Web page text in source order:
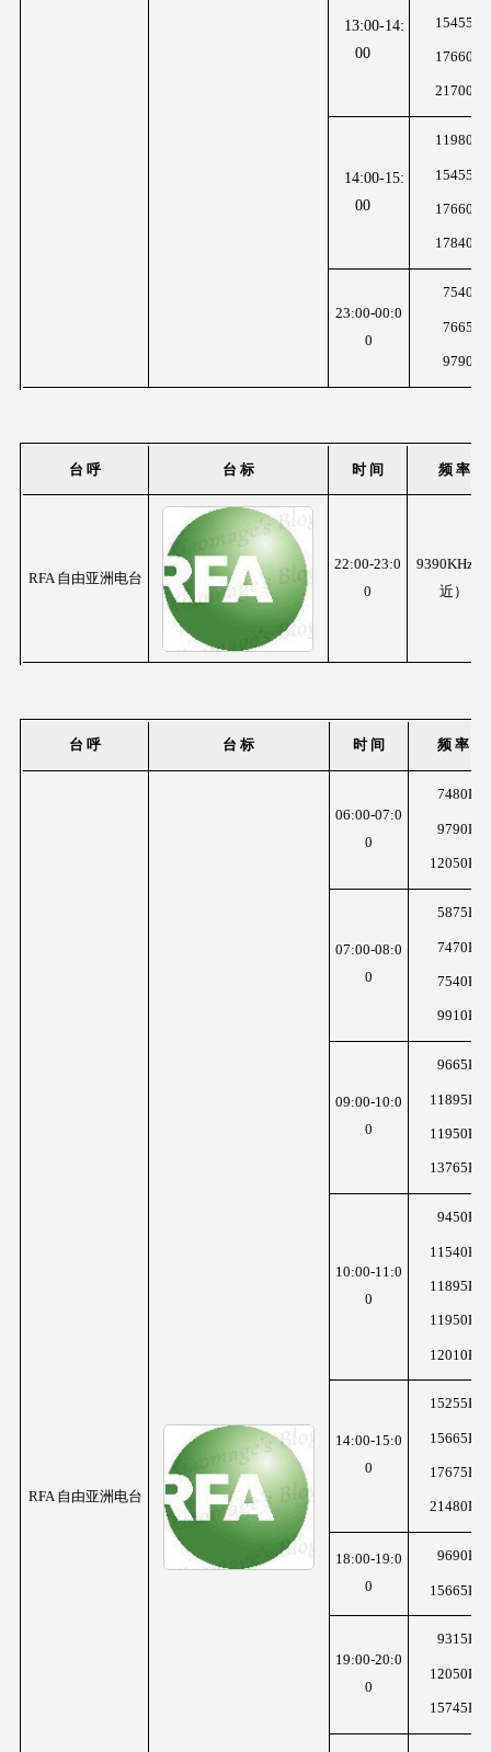
13:00-14:
00
14:00-15:
00
23:00-00:0
0
台 呼 台 标 时 间 频 率
RFA 自由亚洲电台
22:00-23:0
0
9390KHz(附
近）
台 呼 台 标 时 间 频 率
RFA 自由亚洲电台
06:00-07:0
0
07:00-08:0
0
09:00-10:0
0
10:00-11:0
0
14:00-15:0
0
18:00-19:0
0
19:00-20:0
0